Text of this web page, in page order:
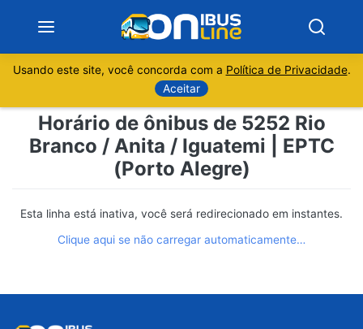
Sobre
Minas Gerais
São Paulo
Espírito Santo
Usando este site, você concorda com a Política de Privacidade.
Aceitar
Horário de ônibus de 5252 Rio
Branco / Anita / Iguatemi | EPTC
(Porto Alegre)
Esta linha está inativa, você será redirecionado em instantes.
Clique aqui se não carregar automaticamente…